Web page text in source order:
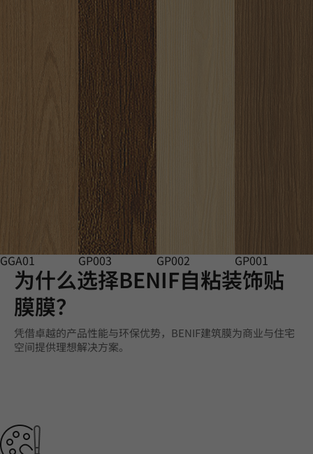
GGA01 GP003 GP002 GP001
为什么选择BENIF自粘装饰贴
膜膜？
凭借卓越的产品性能与环保优势，BENIF建筑膜为商业与住宅
空间提供理想解决方案。